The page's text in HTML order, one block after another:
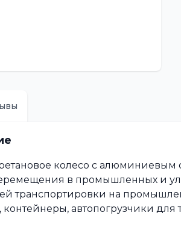
колесо с
в промышленных и
транспортировки на
автопогрузчики